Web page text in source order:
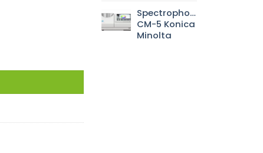
Spectrophotomètre
CM-5 Konica
Minolta